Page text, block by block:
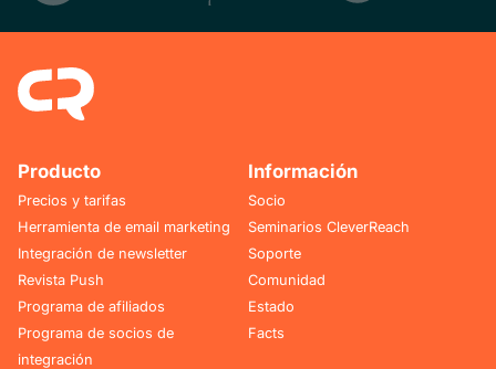
Producto
Precios y tarifas
Herramienta de email marketing
Integración de newsletter
Revista Push
Programa de afiliados
Programa de socios de
integración
Información
Socio
Seminarios CleverReach
Soporte
Comunidad
Estado
Facts